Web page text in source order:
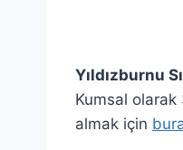
Yıldızburnu
Kumsal olarak
almak için